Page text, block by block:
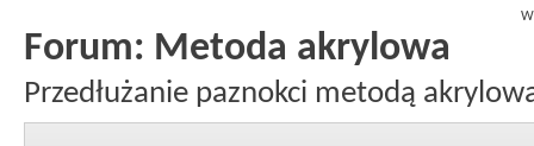
Forum: Metoda akrylowa
Przedłużanie paznokci metodą